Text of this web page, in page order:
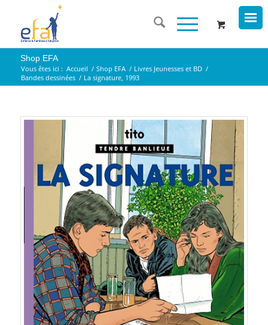
Shop EFA
Vous êtes ici : Accueil / Shop EFA / Livres Jeunesses et BD /
Bandes dessinées / La signature, 1993